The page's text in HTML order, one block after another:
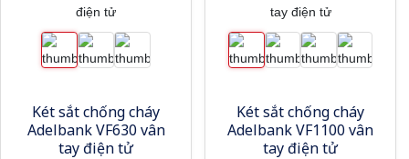
Két sắt chống cháy
Adelbank VF630 vân
tay điện tử
Két sắt chống cháy
Adelbank VF1100 vân
tay điện tử